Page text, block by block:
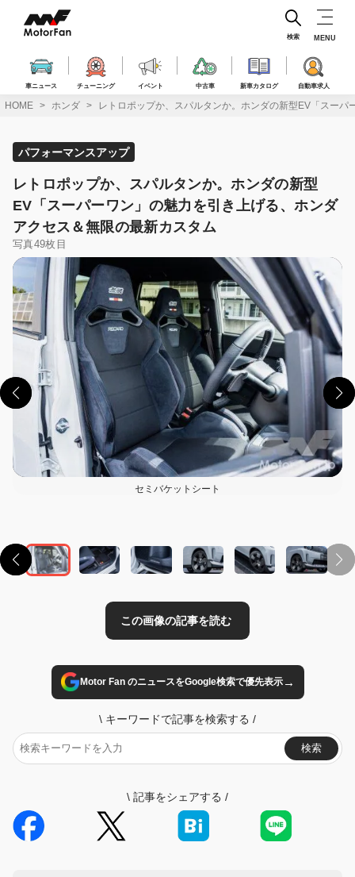
ス
車ニュース チューニング イベント 中古車 新車カタログ 自動車求人
検索 MENU
HOME ホンダ レトロポップか、スパルタンか。ホンダの新型EV「スー
パフォーマンスアップ
レトロポップか、スパルタンか。ホンダの新型
EV「スーパーワン」の魅力を引き上げる、ホンダ
アクセス＆無限の最新カスタム
写真49枚目
セミバケットシート
Motor Fan のニュースをGoogle検索で優先表示→
\ キーワードで記事を検索する /
検索
\ 記事をシェアする /